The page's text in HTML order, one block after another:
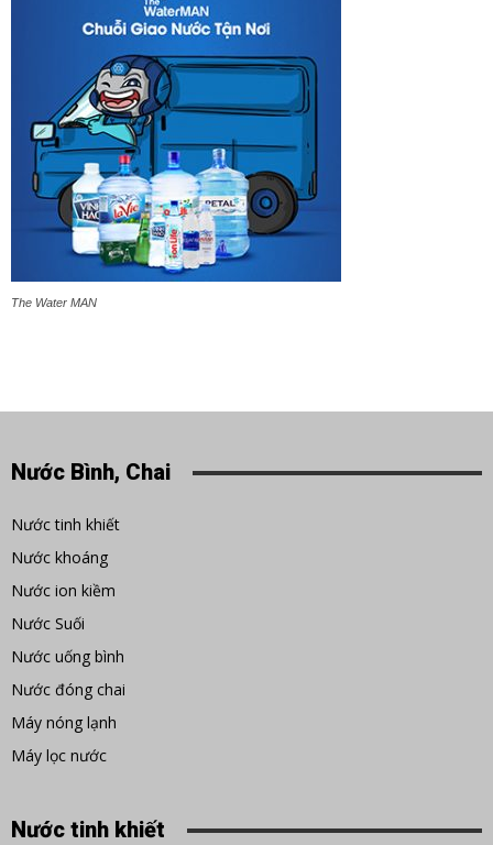
The Water MAN
Nước Bình, Chai
Nước tinh khiết
Nước khoáng
Nước ion kiềm
Nước Suối
Nước uống bình
Nước đóng chai
Máy nóng lạnh
Máy lọc nước
Nước tinh khiết